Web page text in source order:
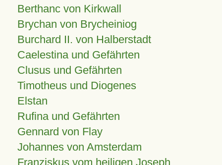
Berthanc von Kirkwall
Brychan von Brycheiniog
Burchard II. von Halberstadt
Caelestina und Gefährten
Clusus und Gefährten
Timotheus und Diogenes
Elstan
Rufina und Gefährten
Gennard von Flay
Johannes von Amsterdam
Franziskus vom heiligen Joseph